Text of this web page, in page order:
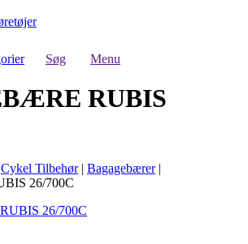
Søg Menu
RUBIS
Cykel Tilbehør| Bagagebærer|
26/700C